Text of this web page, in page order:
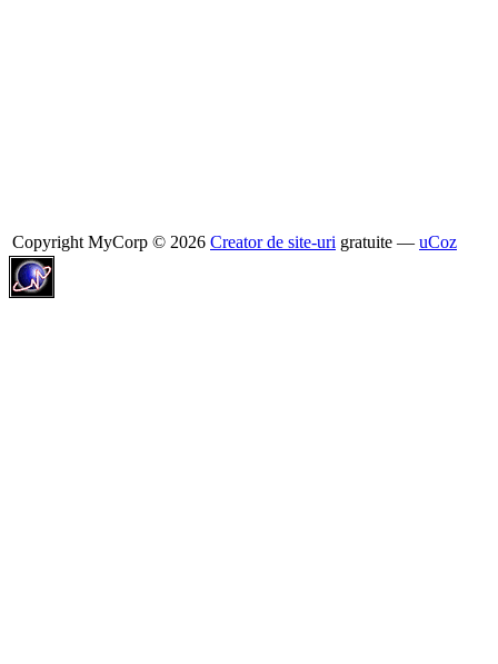
Copyright MyCorp © 2026 Creator de site-uri gratuite — uCoz